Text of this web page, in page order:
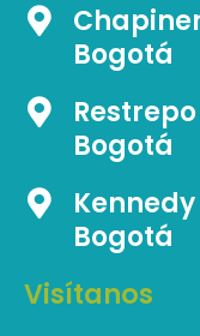
Bogotá
Bogotá
Bogotá
Visítanos